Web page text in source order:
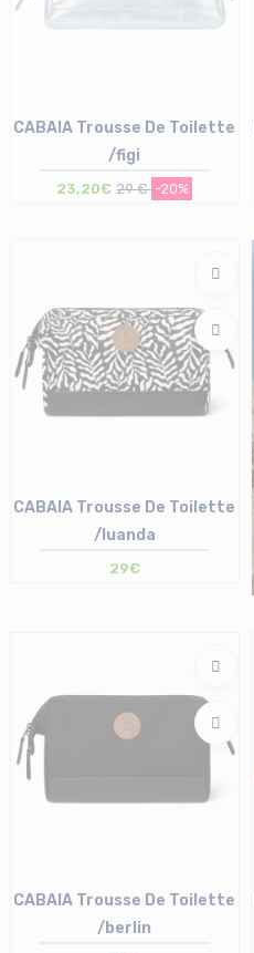
CABAIA Trousse De Toilette
/figi
23,20€ 29 € -20%
CABAIA Trousse De Toilette
/luanda
29€
CABAIA Trousse De Toilette
/berlin